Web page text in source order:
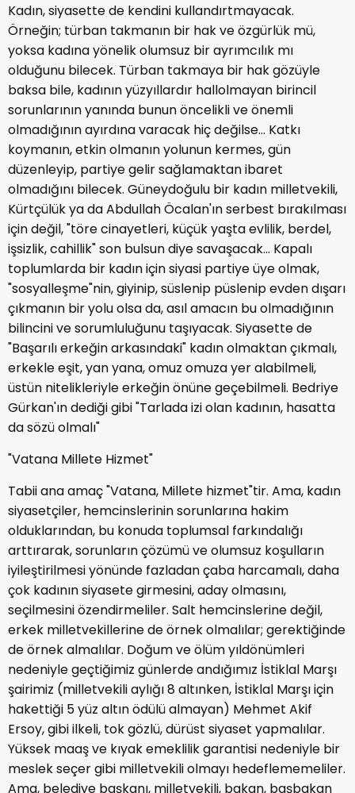
Kadın, siyasette de kendini kullandırtmayacak.
Örneğin; türban takmanın bir hak ve özgürlük mü,
yoksa kadına yönelik olumsuz bir ayrımcılık mı
olduğunu bilecek. Türban takmaya bir hak gözüyle
baksa bile, kadının yüzyıllardır hallolmayan birincil
sorunlarının yanında bunun öncelikli ve önemli
olmadığının ayırdına varacak hiç değilse... Katkı
koymanın, etkin olmanın yolunun kermes, gün
düzenleyip, partiye gelir sağlamaktan ibaret
olmadığını bilecek. Güneydoğulu bir kadın milletvekili,
Kürtçülük ya da Abdullah Öcalan'ın serbest bırakılması
için değil, "töre cinayetleri, küçük yaşta evlilik, berdel,
işsizlik, cahillik" son bulsun diye savaşacak... Kapalı
toplumlarda bir kadın için siyasi partiye üye olmak,
"sosyalleşme"nin, giyinip, süslenip püslenip evden dışarı
çıkmanın bir yolu olsa da, asıl amacın bu olmadığının
bilincini ve sorumluluğunu taşıyacak. Siyasette de
"Başarılı erkeğin arkasındaki" kadın olmaktan çıkmalı,
erkekle eşit, yan yana, omuz omuza yer alabilmeli,
üstün nitelikleriyle erkeğin önüne geçebilmeli. Bedriye
Gürkan'ın dediği gibi "Tarlada izi olan kadının, hasatta
da sözü olmalı"
"Vatana Millete Hizmet"
Tabii ana amaç "Vatana, Millete hizmet"tir. Ama, kadın
siyasetçiler, hemcinslerinin sorunlarına hakim
olduklarından, bu konuda toplumsal farkındalığı
arttırarak, sorunların çözümü ve olumsuz koşulların
iyileştirilmesi yönünde fazladan çaba harcamalı, daha
çok kadının siyasete girmesini, aday olmasını,
seçilmesini özendirmeliler. Salt hemcinslerine değil,
erkek milletvekillerine de örnek olmalılar; gerektiğinde
de örnek almalılar. Doğum ve ölüm yıldönümleri
nedeniyle geçtiğimiz günlerde andığımız İstiklal Marşı
şairimiz (milletvekili aylığı 8 altınken, İstiklal Marşı için
hakettiği 5 yüz altın ödülü almayan) Mehmet Akif
Ersoy, gibi ilkeli, tok gözlü, dürüst siyaset yapmalılar.
Yüksek maaş ve kıyak emeklilik garantisi nedeniyle bir
meslek seçer gibi milletvekili olmayı hedeflememeliler.
Ama, belediye başkanı, milletvekili, bakan, başbakan